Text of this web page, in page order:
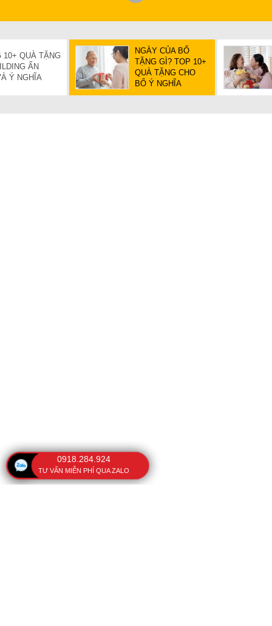
10+ QUÀ TẶNG
ẤN
Ý NGHĨA
NGÀY CỦA BỐ
TẶNG GÌ? TOP 10+
QUÀ TẶNG CHO
BỐ Ý NGHĨA
0918.284.924
TƯ VẤN MIỄN PHÍ QUA ZALO